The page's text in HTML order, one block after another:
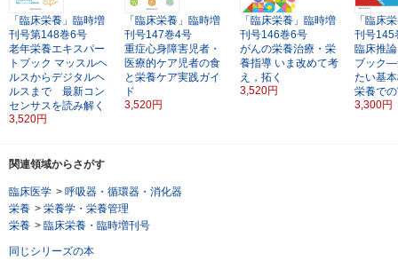
「臨床栄養」臨時増
刊号第148巻6号
老年栄養エキスパー
トブック マッスルヘ
ルスからデジタルヘ
ルスまで 最新コン
センサスを読み解く
3,520円
「臨床栄養」臨時増
刊号147巻4号
重症心身障害児者・
医療的ケア児者の食
と栄養ケア実践ガイ
ド
3,520円
「臨床栄養」臨時増
刊号146巻6号
がんの栄養治療・栄
養指導 いま改めて考
え，拓く
3,520円
「臨床
刊号145
臨床推
ブック―
たい基
栄養で
3,300円
関連領域からさがす
臨床医学 > 呼吸器・循環器・消化器
栄養 > 栄養学・栄養管理
栄養 > 臨床栄養・臨時増刊号
同じシリーズの本